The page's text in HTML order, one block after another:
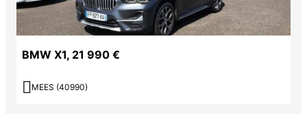
BMW X1, 21 990 €
 MEES (40990)